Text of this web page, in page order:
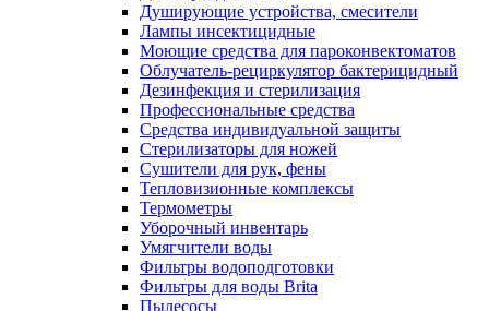
Душирующие устройства, смесители
Лампы инсектицидные
Моющие средства для пароконвектоматов
Облучатель-рециркулятор бактерицидный
Дезинфекция и стерилизация
Профессиональные средства
Средства индивидуальной защиты
Стерилизаторы для ножей
Сушители для рук, фены
Тепловизионные комплексы
Термометры
Уборочный инвентарь
Умягчители воды
Фильтры водоподготовки
Фильтры для воды Brita
Пылесосы